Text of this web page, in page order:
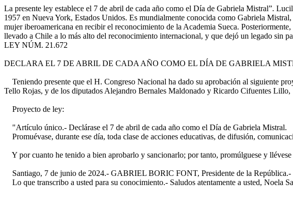
La presente ley establece el 7 de abril de cada año como el Día de Gabriela Mistral”.
1957 en Nueva York, Estados Unidos. Es mundialmente conocida como Gabriela
mujer iberoamericana en recibir el reconocimiento de la Academia Sueca.
llevado a Chile a lo más alto del reconocimiento internacional, y que dejó un legado sin
LEY NÚM. 21.672
DECLARA EL 7 DE ABRIL DE CADA AÑO COMO EL DÍA DE GABRIELA
Teniendo presente que el H. Congreso Nacional ha dado su aprobación al siguiente
Tello Rojas, y de los diputados Alejandro Bernales Maldonado y Ricardo Cifuentes Lillo,
Proyecto de ley:
"Artículo único.- Declárase el 7 de abril de cada año como el Día de Gabriela Mistral.
Promuévase, durante ese día, toda clase de acciones educativas, de difusión,
Y por cuanto he tenido a bien aprobarlo y sancionarlo; por tanto, promúlguese y
Santiago, 7 de junio de 2024.- GABRIEL BORIC FONT, Presidente de la
Lo que transcribo a usted para su conocimiento.- Saludos atentamente a usted, Noela